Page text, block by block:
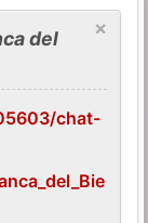
×
del
chat-